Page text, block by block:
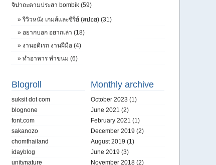
จิปาถะตามประสา bombik (59)
»รีวิวหนัง เกมส์และซีรี่ย์ (สปอย) (31)
» อยากบอก อยากเล่า (18)
» งานอดิเรก งานฝีมือ (4)
» ทำอาหาร ทำขนม (6)
Blogroll
suksit dot com
blognone
font.com
sakanozo
chomthailand
idayblog
unitynature
Monthly archive
October 2023 (1)
June 2021 (2)
February 2021 (1)
December 2019 (2)
August 2019 (1)
June 2019 (3)
November 2018 (2)